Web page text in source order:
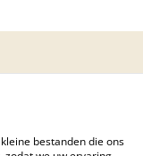
bestanden die ons